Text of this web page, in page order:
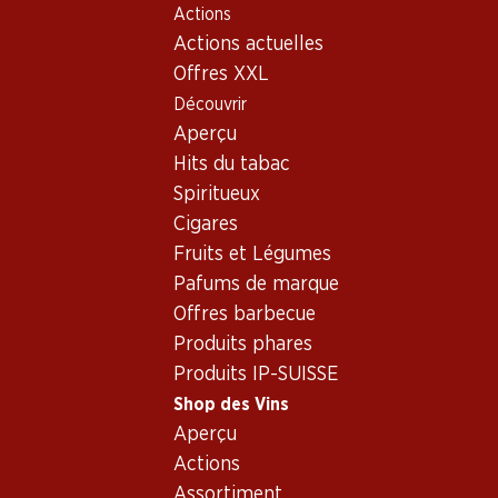
Actions
Actions actuelles
Offres XXL
Découvrir
Aperçu
Hits du tabac
Spiritueux
Cigares
Fruits et Légumes
Pafums de marque
Offres barbecue
Produits phares
Produits IP-SUISSE
Shop des Vins
Aperçu
Actions
Shop des Vins
France
Bordeaux
Château Gloria Saint-Julien AOC
Exclusivité web !
Recto